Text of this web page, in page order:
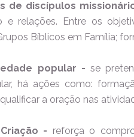
de discípulos
e relações. Entre os
Bíblicos em Família;
popular - se
há ações como:
a oração nas
- reforça o